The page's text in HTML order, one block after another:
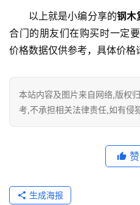
以上就是小编分享的钢木
合门的朋友们在购买时一定
价格数据仅供参考，具体价格
本站内容及图片来自网络,版权
考,不承担相关法律责任,如有
赞
生成海报